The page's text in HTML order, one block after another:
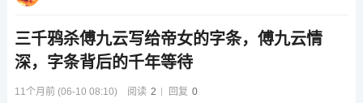
三千鸦杀傅九云写给帝女的字条，傅九云情
深，字条背后的千年等待
11个月前 (06-10 08:10) 阅读 2 回复 0